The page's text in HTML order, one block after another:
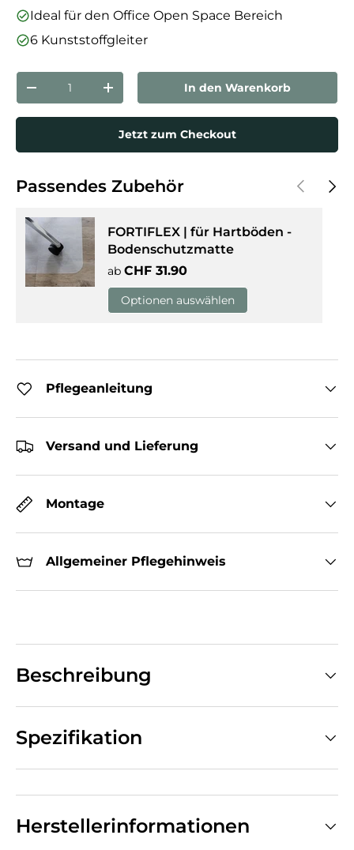
Ideal für den Office Open Space Bereich
6 Kunststoffgleiter
Anzahl
Menge verringernMenge erhöhenIn den Warenkorb
Jetzt zum Checkout
Passendes Zubehör Vorherige
FORTIFLEX | für Hartböden -
Bodenschutzmatte
ab Normaler Preis
CHF 31.90
Optionen auswählen
Pflegeanleitung
Versand und Lieferung
Montage
Allgemeiner Pflegehinweis
Beschreibung
Spezifikation
Herstellerinformationen